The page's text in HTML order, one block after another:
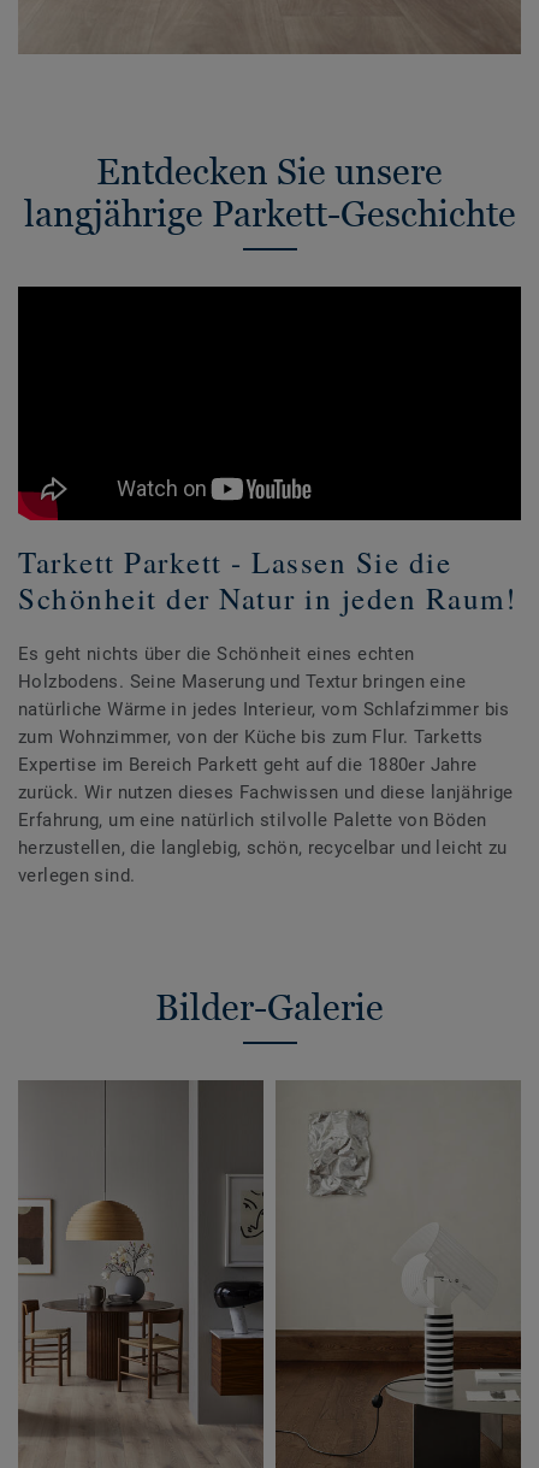
Entdecken Sie unsere
langjährige Parkett-Geschichte
Tarkett Parkett - Lassen Sie die
Schönheit der Natur in jeden Raum!
Es geht nichts über die Schönheit eines echten
Holzbodens. Seine Maserung und Textur bringen eine
natürliche Wärme in jedes Interieur, vom Schlafzimmer bis
zum Wohnzimmer, von der Küche bis zum Flur. Tarketts
Expertise im Bereich Parkett geht auf die 1880er Jahre
zurück. Wir nutzen dieses Fachwissen und diese lanjährige
Erfahrung, um eine natürlich stilvolle Palette von Böden
herzustellen, die langlebig, schön, recycelbar und leicht zu
verlegen sind.
Bilder-Galerie